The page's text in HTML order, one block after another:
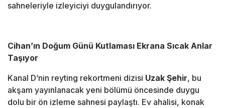
sahneleriyle izleyiciyi duygulandırıyor.
Cihan’ın Doğum Günü Kutlaması Ekrana Sıcak Anlar
Taşıyor
Kanal D’nin reyting rekortmeni dizisi Uzak Şehir, bu
akşam yayınlanacak yeni bölümü öncesinde duygu
dolu bir ön izleme sahnesi paylaştı. Ev ahalisi, konak